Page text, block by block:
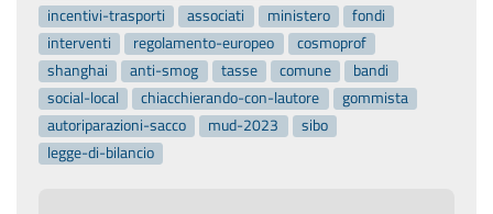
incentivi-trasporti
associati ministero
fondi
interventi
regolamento-europeo
cosmoprof
shanghai
anti-smog tasse comune
bandi
social-local
chiacchierando-con-lautore
gommista
autoriparazioni-sacco
mud-2023
sibo
legge-di-bilancio